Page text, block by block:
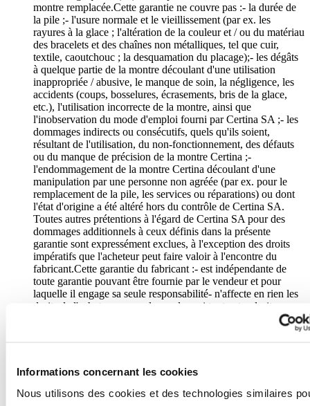
Informations concernant les cookies
Nous utilisons des cookies et des technologies similaires
montre remplacée.Cette garantie ne couvre pas :- la durée de
la pile ;- l'usure normale et le vieillissement (par ex. les
rayures à la glace ; l'altération de la couleur et / ou du matériau
des bracelets et des chaînes non métalliques, tel que cuir,
textile, caoutchouc ; la desquamation du placage);- les dégâts
à quelque partie de la montre découlant d'une utilisation
inappropriée / abusive, le manque de soin, la négligence, les
accidents (coups, bosselures, écrasements, bris de la glace,
etc.), l'utilisation incorrecte de la montre, ainsi que
l'inobservation du mode d'emploi fourni par Certina SA ;- les
dommages indirects ou consécutifs, quels qu'ils soient,
résultant de l'utilisation, du non-fonctionnement, des défauts
ou du manque de précision de la montre Certina ;-
l'endommagement de la montre Certina découlant d'une
manipulation par une personne non agréée (par ex. pour le
remplacement de la pile, les services ou réparations) ou dont
l'état d'origine a été altéré hors du contrôle de Certina SA.
Toutes autres prétentions à l'égard de Certina SA pour des
dommages additionnels à ceux définis dans la présente
garantie sont expressément exclues, à l'exception des droits
impératifs que l'acheteur peut faire valoir à l'encontre du
fabricant.Cette garantie du fabricant :- est indépendante de
toute garantie pouvant être fournie par le vendeur et pour
laquelle il engage sa seule responsabilité- n'affecte en rien les
droits de l'acheteur envers le vendeur ni tout autre droit
impératif dont il pourrait disposer à l'encontre de ce dernier.Le
Certina ou à un Centre de service Certina autorisé figurant sur
aux standards de Certina SA.